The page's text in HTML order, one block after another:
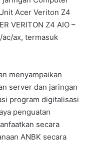
Acer Veriton Z4
VERITON Z4 AIO –
ac/ax, termasuk
menyampaikan
server dan jaringan
program digitalisasi
penguatan
secara
ANBK secara